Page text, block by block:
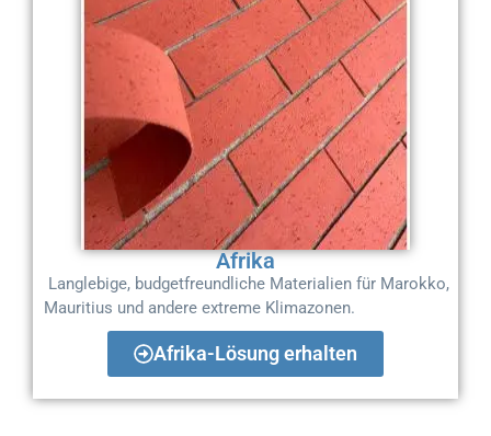
Afrika
Langlebige, budgetfreundliche Materialien für Marokko,
Mauritius und andere extreme Klimazonen.
Afrika-Lösung erhalten